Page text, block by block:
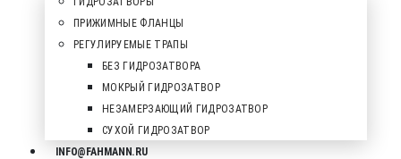
ПРИЖИМНЫЕ ФЛАНЦЫ
РЕГУЛИРУЕМЫЕ ТРАПЫ
БЕЗ ГИДРОЗАТВОРА
МОКРЫЙ ГИДРОЗАТВОР
НЕЗАМЕРЗАЮЩИЙ ГИДРОЗАТВОР
СУХОЙ ГИДРОЗАТВОР
INFO@FAHMANN.RU